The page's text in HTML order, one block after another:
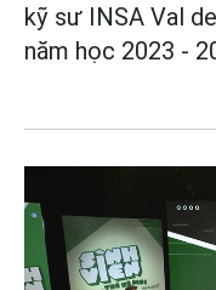
kỹ sư INSA Val
năm học 2023 -